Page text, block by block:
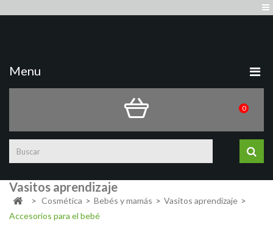
Menu
0
Vasitos aprendizaje
> Cosmética > Bebés y mamás > Vasitos aprendizaje >
Accesorios para el bebé